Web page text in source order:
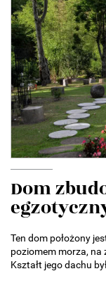
Dom
Ten dom położony
poziomem morza,
Kształt jego dachu